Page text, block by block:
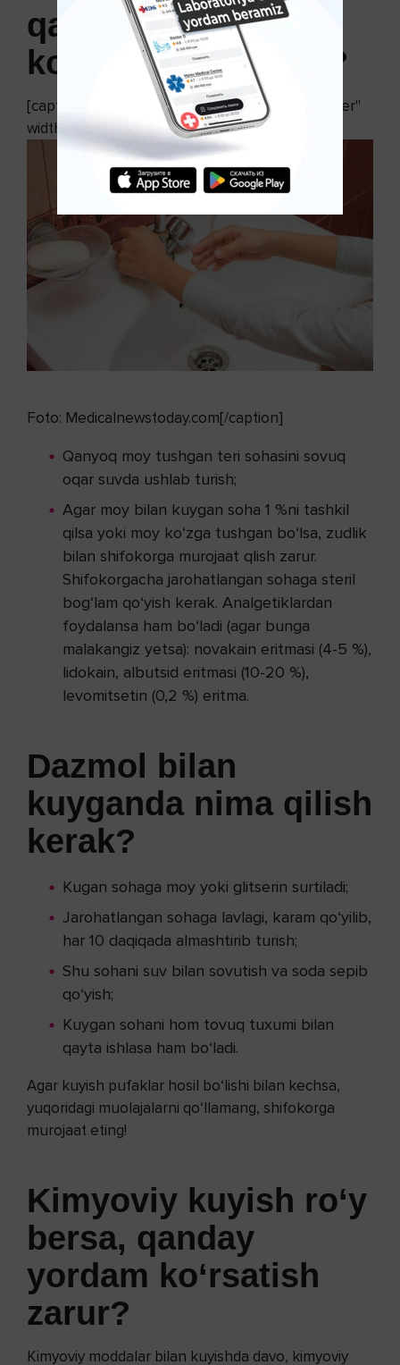
qanday yordam
ko‘rsatish mumkin?
[caption id="attachment_11166" align="aligncenter"
width="652"]
Foto: Medicalnewstoday.com[/caption]
Qanyoq moy tushgan teri sohasini sovuq
oqar suvda ushlab turish;
Agar moy bilan kuygan soha 1 %ni tashkil
qilsa yoki moy ko‘zga tushgan bo‘lsa, zudlik
bilan shifokorga murojaat qlish zarur.
Shifokorgacha jarohatlangan sohaga steril
bog‘lam qo‘yish kerak. Analgetiklardan
foydalansa ham bo‘ladi (agar bunga
malakangiz yetsa): novakain eritmasi (4-5 %),
lidokain, albutsid eritmasi (10-20 %),
levomitsetin (0,2 %) eritma.
Dazmol bilan
kuyganda nima qilish
kerak?
Kugan sohaga moy yoki glitserin surtiladi;
Jarohatlangan sohaga lavlagi, karam qo‘yilib,
har 10 daqiqada almashtirib turish;
Shu sohani suv bilan sovutish va soda sepib
qo‘yish;
Kuygan sohani hom tovuq tuxumi bilan
qayta ishlasa ham bo‘ladi.
Agar kuyish pufaklar hosil bo‘lishi bilan kechsa,
yuqoridagi muolajalarni qo‘llamang, shifokorga
murojaat eting!
Kimyoviy kuyish ro‘y
bersa, qanday
yordam ko‘rsatish
zarur?
Kimyoviy moddalar bilan kuyishda davo, kimyoviy